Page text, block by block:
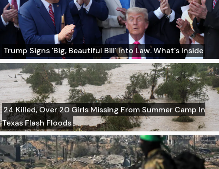
Trump Signs 'Big, Beautiful Bill' Into Law. What's Inside
24 Killed, Over 20 Girls Missing From Summer Camp In
Texas Flash Floods